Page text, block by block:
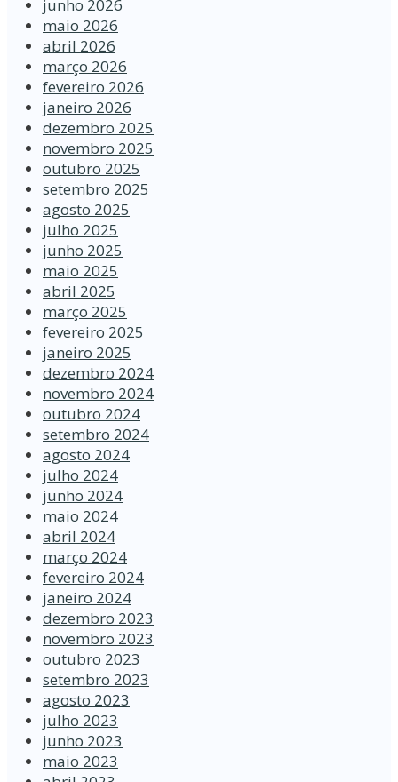
junho 2026
maio 2026
abril 2026
março 2026
fevereiro 2026
janeiro 2026
dezembro 2025
novembro 2025
outubro 2025
setembro 2025
agosto 2025
julho 2025
junho 2025
maio 2025
abril 2025
março 2025
fevereiro 2025
janeiro 2025
dezembro 2024
novembro 2024
outubro 2024
setembro 2024
agosto 2024
julho 2024
junho 2024
maio 2024
abril 2024
março 2024
fevereiro 2024
janeiro 2024
dezembro 2023
novembro 2023
outubro 2023
setembro 2023
agosto 2023
julho 2023
junho 2023
maio 2023